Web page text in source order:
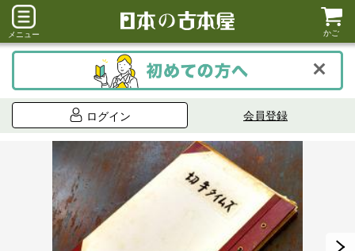
メニュー かご
ログイン 会員登録